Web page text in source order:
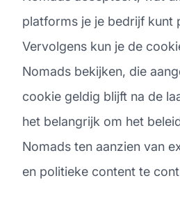
platforms je je bedrijf kunt
Vervolgens kun je de
Nomads bekijken, die
cookie geldig blijft na de
het belangrijk om het
Nomads ten aanzien van
en politieke content te